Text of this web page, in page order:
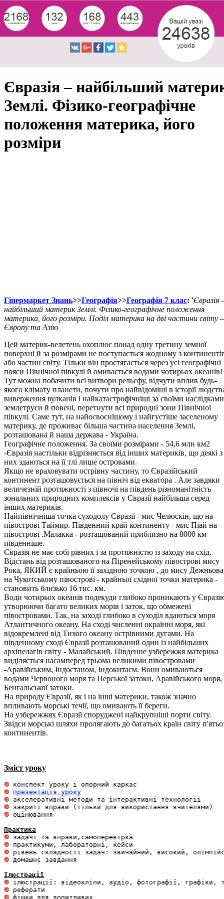
Євразія – найбільший
Землі. Фізико-географічне
положення материка, його
розміри
Гіпермаркет Знань>>Географія>>Географія 7 клас: 'Євразія
найбільший материк Землі. Фізико-географічне положення
материка, його розміри. Поділ материка на дві частини світу –
Європу та Азію
Цей материк-велетень охоплює понад одну третину земної
поверхні й за розмірами не поступається жодному з
або частин світу. Тільки він простягається через усі географічні
пояси Північної півкулі й омивається водами чотирьох океанів!
Тут можна побачити всі витвори рельєфу, відчути вплив будь-
якого клімату планети, почути про найвідоміші в історії
виверження вулканів і найкатастрофічніші за своїми наслідками
землетруси й повені, перетнути всі природні зони Північної
півкулі. Саме тут, на найосвоєнїшому і найгустіше заселеному
материку, де проживає більша частина населення Землі,
розташована й наша держава - Україна.
Географічне положення. За своїми розмірами - 54,6 млн км2
-Євразія настільки відрізняється від інших материків, що деякі з
них здаються на її тлі лише островами.
Якщо не враховувати острівну частину, то Євразійський
континент розташовується на північ від екватора . Але завдяки
величезній протяжності з півночі на південь різноманітність
зональних природних комплексів у Євразії найбільша серед
інших материків.
Найпівнічніша точка суходолу Євразії - мис Челюскін, що на
півострові Таймир. Південний край континенту - мис Піай на
півострові .Малакка - розташований приблизно на 8000 км
південніше.
Євразія не має собі рівних і за протяжністю із заходу на схід.
Відстань від розташованого на Піренейському півострові мису
Рока, ЯКИЙ є крайньою її західною точкою , до мису Дежньова
на Чукотському півострові - крайньої східної точки материка -
становить близько 16 тис. км.
Води чотирьох океанів подекуди глибоко проникають у
утворюючи багато великих морів і заток, що обмежені
півостровами. Так, на заході глибоко в суходіл вдаються моря
Атлантичного океану. На сході численні окраїнні моря, які
відокремлені від Тихого океану острівними дугами. На
південному сході Євразії розташований один із найбільших
архіпелагів світу - Малайський. Південне узбережжя материка
виділяється насамперед трьома великими півостровами
-Аравійським, Індостаном, Індокитаєм. Вони омиваються
водами Червоного моря та Перської затоки, Аравійського моря,
Бенгальської затоки.
На природу Євразії, як і на інші материки, також значно
впливають морські течії, що омивають її береги.
На узбережжях Євразії споруджені найкрупніші порти світу.
Звідси морські шляхи пролягають до багатьох країн світу
континентів.
Зміст уроку
презентація уроку
оцінювання
Практика
домашнє завдання
Ілюстрації